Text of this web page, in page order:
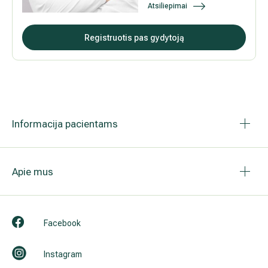
Atsiliepimai
Registruotis pas gydytoją
Informacija pacientams
Apie mus
Facebook
Instagram
Mamologija (Krūtų onkochirurgija)
Hila gydytojai